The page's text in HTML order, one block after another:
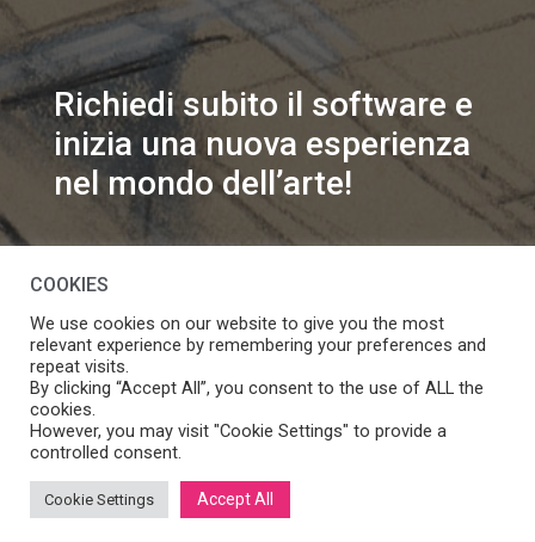
Richiedi subito il software e
inizia una nuova esperienza
nel mondo dell’arte!
Se vuoi modificare le preferenze sul consenso cookie
cliccaManage consent
COOKIES
We use cookies on our website to give you the most
relevant experience by remembering your preferences and
repeat visits.
By clicking “Accept All”, you consent to the use of ALL the
cookies.
However, you may visit "Cookie Settings" to provide a
controlled consent.
Cookie Settings Accept All